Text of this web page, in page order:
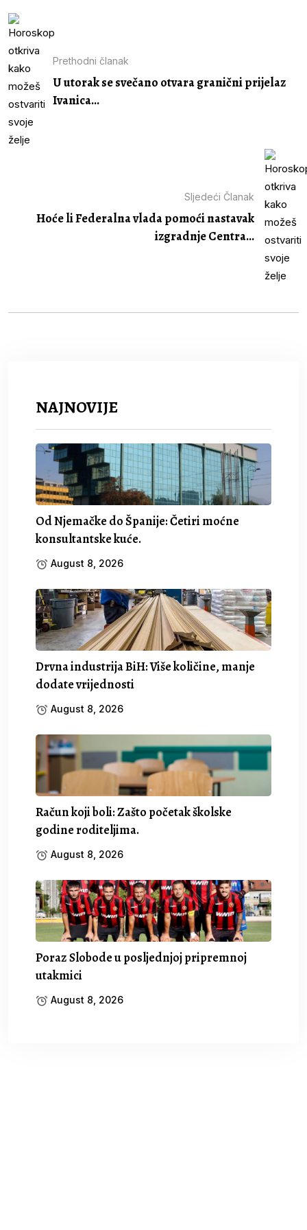
Prethodni članak
U utorak se svečano otvara granični prijelaz
Ivanica...
Sljedeći Članak
Hoće li Federalna vlada pomoći nastavak
izgradnje Centra...
NAJNOVIJE
Od Njemačke do Španije: Četiri moćne
konsultantske kuće.
August 8, 2026
Drvna industrija BiH: Više količine, manje
dodate vrijednosti
August 8, 2026
Račun koji boli: Zašto početak školske
godine roditeljima.
August 8, 2026
Poraz Slobode u posljednjoj pripremnoj
utakmici
August 8, 2026